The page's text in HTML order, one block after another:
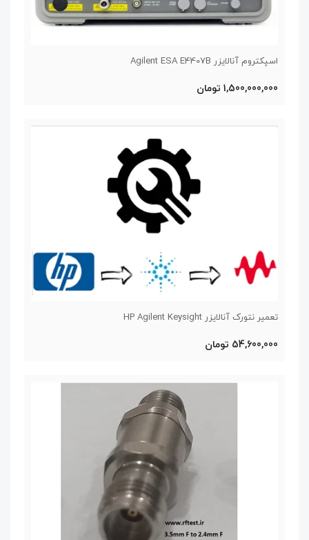
اسپکتروم آنالایزر Agilent ESA E4407B
1,500,000,000 تومان
تعمیر نتورک آنالایزر HP Agilent Keysight
54,600,000 تومان